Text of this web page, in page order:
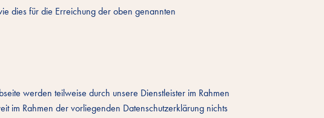
dies für die Erreichung der oben genannten
werden teilweise durch unsere Dienstleister im Rahmen
im Rahmen der vorliegenden Datenschutzerklärung nichts